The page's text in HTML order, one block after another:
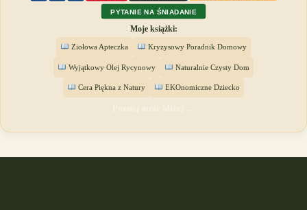
PYTANIE NA ŚNIADANIE
Moje książki:
Ziołowa Apteczka Kryzysowy Poradnik Domowy
Wyjątkowy Olej Rycynowy Naturalnie Czysty Dom
Cera Piękna z Natury EKOnomiczne Dziecko